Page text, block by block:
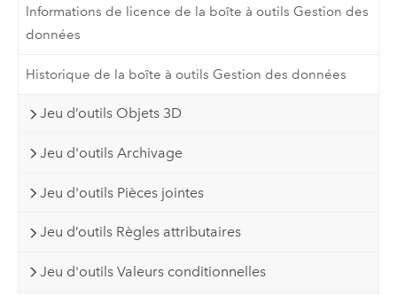
Informations de licence de la boîte à outils Gestion des
données
Historique de la boîte à outils Gestion des données
Jeu d’outils Objets 3D
Jeu d'outils Archivage
Jeu d'outils Pièces jointes
Jeu d’outils Règles attributaires
Jeu d'outils Valeurs conditionnelles